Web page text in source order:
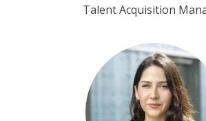
Talent Acquisition